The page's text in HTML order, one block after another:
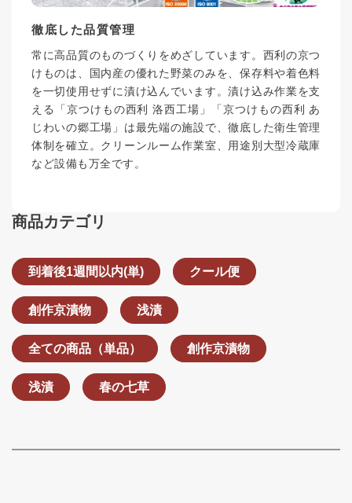
徹底した品質管理
常に高品質のものづくりをめざしています。西利の京つ
けものは、国内産の優れた野菜のみを、保存料や着色料
を一切使用せずに漬け込んでいます。漬け込み作業を支
える「京つけもの西利 洛西工場」「京つけもの西利 あ
じわいの郷工場」は最先端の施設で、徹底した衛生管理
体制を確立。クリーンルーム作業室、用途別大型冷蔵庫
など設備も万全です。
商品カテゴリ
到着後1週間以内(単) クール便
創作京漬物 浅漬
全ての商品（単品） 創作京漬物
浅漬 春の七草